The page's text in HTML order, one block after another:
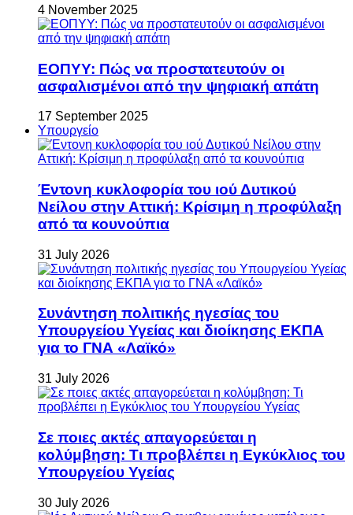
4 November 2025
ΕΟΠΥΥ: Πώς να προστατευτούν οι
ασφαλισμένοι από την ψηφιακή απάτη
17 September 2025
Υπουργείο
Έντονη κυκλοφορία του ιού Δυτικού
Νείλου στην Αττική: Κρίσιμη η προφύλαξη
από τα κουνούπια
31 July 2026
Συνάντηση πολιτικής ηγεσίας του
Υπουργείου Υγείας και διοίκησης ΕΚΠΑ
για το ΓΝΑ «Λαϊκό»
31 July 2026
Σε ποιες ακτές απαγορεύεται η
κολύμβηση: Τι προβλέπει η Εγκύκλιος του
Υπουργείου Υγείας
30 July 2026